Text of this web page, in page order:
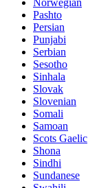
Norwegian
Pashto
Persian
Punjabi
Serbian
Sesotho
Sinhala
Slovak
Slovenian
Somali
Samoan
Scots Gaelic
Shona
Sindhi
Sundanese